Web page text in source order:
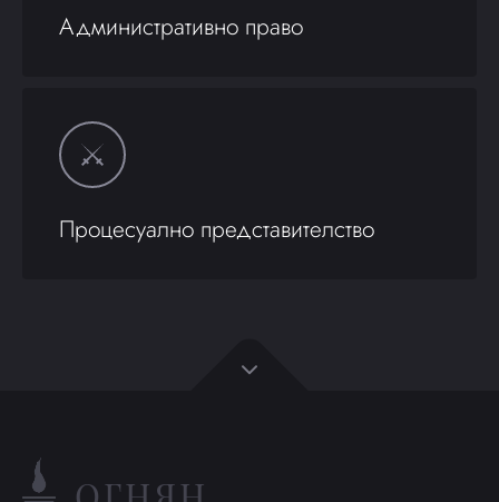
Административно право
Процесуално представителство